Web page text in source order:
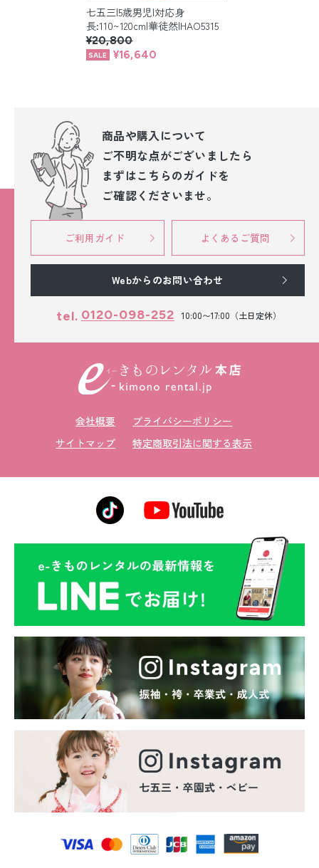
七五三|5歳男児|対応身
長:110~120cm|華徒然|HAO5315
¥20,800
¥16,640
商品や購入について
ご不明な点がございましたら
まずはこちらのガイドを
ご確認くださいませ。
ご利用ガイド よくあるご質問
Webからのお問い合わせ
tel. 0120-098-252 10:00〜17:00（土日定休）
会社概要
プライバシーポリシー
サイトマップ
特定商取引法に関する表示